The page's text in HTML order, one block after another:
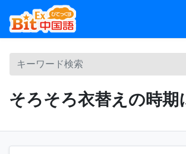
そろそろ衣替えの時期